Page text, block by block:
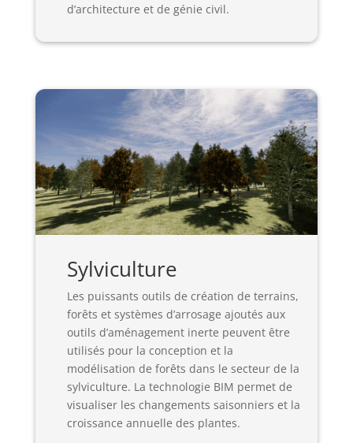
d’architecture et de génie civil.
Sylviculture
Les puissants outils de création de terrains,
forêts et systèmes d’arrosage ajoutés aux
outils d’aménagement inerte peuvent être
utilisés pour la conception et la
modélisation de forêts dans le secteur de la
sylviculture. La technologie BIM permet de
visualiser les changements saisonniers et la
croissance annuelle des plantes.